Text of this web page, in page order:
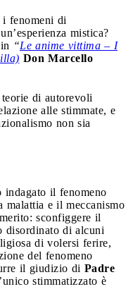
i fenomeni di
mistica?
“Le anime vittima – I
Don Marcello
di autorevoli
alle stimmate, e
non sia
indagato il fenomeno
malattia e il meccanismo
sconfiggere il
disordinato di alcuni
di volersi ferire,
del fenomeno
il giudizio di Padre
stimmatizzato è